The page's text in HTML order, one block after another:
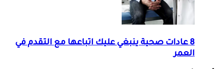
8 عادات صحية ينبغي عليك اتباعها مع التقدم في
العمر